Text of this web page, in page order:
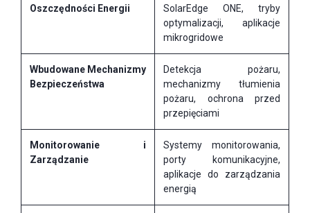
Oszczędności Energii
SolarEdge ONE, tryby
optymalizacji, aplikacje
mikrogridowe
Wbudowane Mechanizmy
Bezpieczeństwa
Detekcja pożaru,
mechanizmy tłumienia
pożaru, ochrona przed
przepięciami
Monitorowanie i
Zarządzanie
Systemy monitorowania,
porty komunikacyjne,
aplikacje do zarządzania
energią